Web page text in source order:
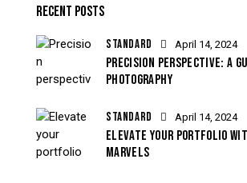
RECENT POSTS
STANDARD April 14, 2024
PRECISION PERSPECTIVE: A
PHOTOGRAPHY
STANDARD April 14, 2024
ELEVATE YOUR PORTFOLIO
MARVELS